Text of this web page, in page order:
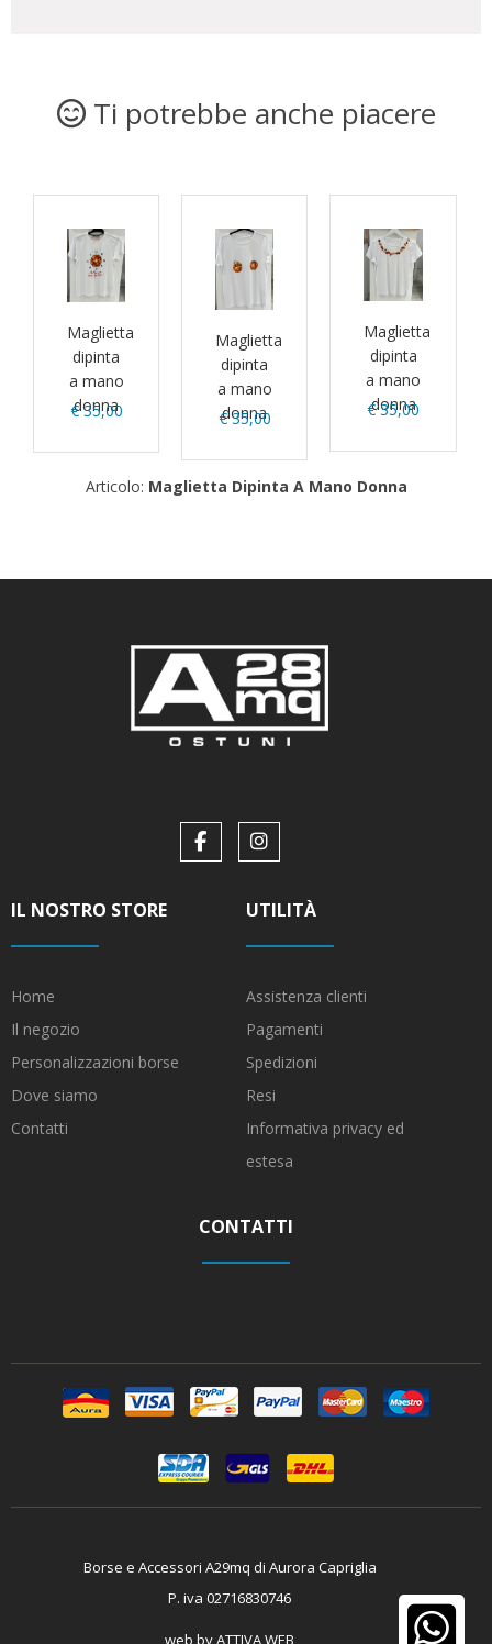
Ti potrebbe anche piacere
Maglietta
dipinta
a mano
donna
€ 35,00
Maglietta
dipinta
a mano
donna
€ 35,00
Maglietta
dipinta
a mano
donna
€ 35,00
Articolo: Maglietta Dipinta A Mano Donna
IL NOSTRO STORE
Home
Il negozio
Personalizzazioni borse
Dove siamo
Contatti
UTILITÀ
Assistenza clienti
Pagamenti
Spedizioni
Resi
Informativa privacy ed
estesa
CONTATTI
Borse e Accessori A29mq di Aurora Capriglia
P. iva 02716830746
web byATTIVA WEB